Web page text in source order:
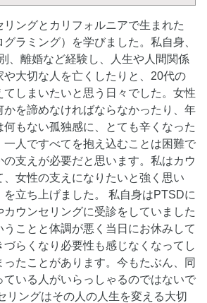
ングとカリフォルニアで生まれた
ラミング）を学びました。私自身、
、離婚など経験し、人生や人間関係
や大切な人を亡くしたりと、20代の
しまいたいと思う日々でした。女性
かを諦めなければならなかったり、年
もない孤独感に、とても辛くなった
一人ですべてを抱え込むことは困難で
支えが必要だと思います。私はカウ
、女性の支えになりたいと強く思い
を立ち上げました。 私自身はPTSDに
ウンセリングに受診をしていました
ことと体調が悪く当日にお休みして
づらくなり必要性も感じなくなってし
ったことがあります。今もたぶん、同
ている人がいらっしゃるのではないで
リングはその人の人生を変える大切